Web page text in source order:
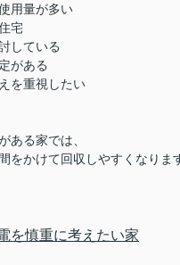
用量が多い
宅
している
がある
を重視したい
ある家では、
をかけて回収しやすくなりま
を慎重に考えたい家